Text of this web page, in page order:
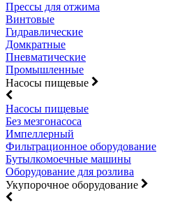
Прессы для отжима
Винтовые
Гидравлические
Домкратные
Пневматические
Промышленные
Насосы пищевые
Насосы пищевые
Без мезгонасоса
Импеллерный
Фильтрационное оборудование
Бутылкомоечные машины
Оборудование для розлива
Укупорочное оборудование